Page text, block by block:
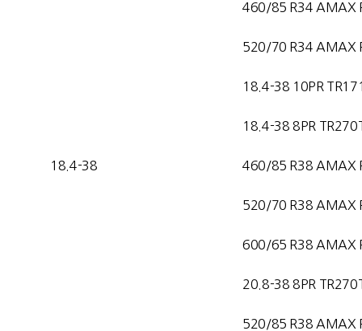
460/85 R34 AMAX
520/70 R34 AMAX
18.4-38
18.4-38 10PR
18.4-38 8PR
460/85 R38 AMAX
520/70 R38 AMAX
600/65 R38 AMAX
20.8-38 8PR
520/85 R38 AMAX